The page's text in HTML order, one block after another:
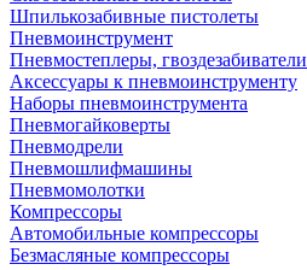
Шпилькозабивные пистолеты
Пневмоинструмент
Пневмостеплеры, гвоздезабиватели
Аксессуары к пневмоинструменту
Наборы пневмоинструмента
Пневмогайковерты
Пневмодрели
Пневмошлифмашины
Пневмомолотки
Компрессоры
Автомобильные компрессоры
Безмасляные компрессоры